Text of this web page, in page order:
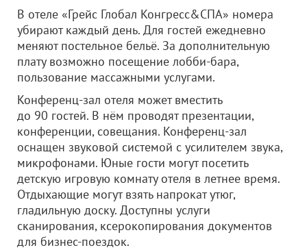
В отеле «Грейс Глобал Конгресс&СПА» номера
убирают каждый день. Для гостей ежедневно
меняют постельное бельё. За дополнительную
плату возможно посещение лобби-бара,
пользование массажными услугами.
Конференц-зал отеля может вместить
до 90 гостей. В нём проводят презентации,
конференции, совещания. Конференц-зал
оснащен звуковой системой с усилителем звука,
микрофонами. Юные гости могут посетить
детскую игровую комнату отеля в летнее время.
Отдыхающие могут взять напрокат утюг,
гладильную доску. Доступны услуги
сканирования, ксерокопирования документов
для бизнес-поездок.